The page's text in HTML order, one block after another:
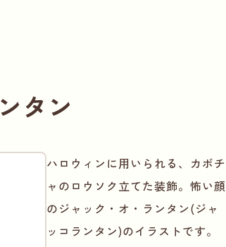
タン
ハロウィンに用いられる、カボチ
ャのロウソク立てた装飾。怖い顔
のジャック・オ・ランタン(ジャ
ッコランタン)のイラストです。